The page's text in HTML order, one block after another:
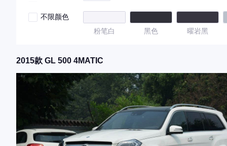
不限颜色
粉笔白
黑色 曜岩黑
2015款 GL 500 4MATIC